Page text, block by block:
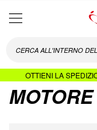
OTTIENI LA
MOTORE